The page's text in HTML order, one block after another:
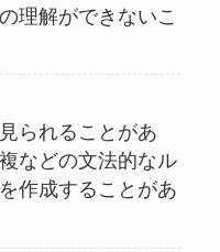
理解ができないこ
られることがあ
などの文法的なル
作成することがあ